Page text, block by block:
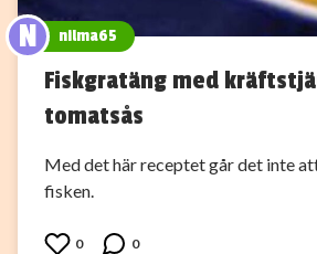
N nilma65
Fiskgratäng med
tomatsås
Med det här receptet går det inte
fisken.
0 0